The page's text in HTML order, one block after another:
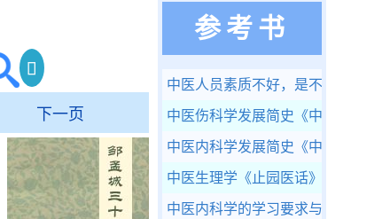
下一页
参考书
中医人员素质不好，是不可否认的
中医伤科学发展简史 《中医伤科按
中医内科学发展简史 《中医内科学
中医生理学 《止园医话》
中医内科学的学习要求与方法